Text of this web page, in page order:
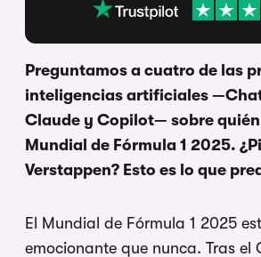
Preguntamos a cuatro de las
inteligencias artificiales
Claude y Copilot— sobre quién
Mundial de Fórmula 1 2025.
Verstappen? Esto es lo que
El Mundial de Fórmula 1 2025
emocionante que nunca. Tras el